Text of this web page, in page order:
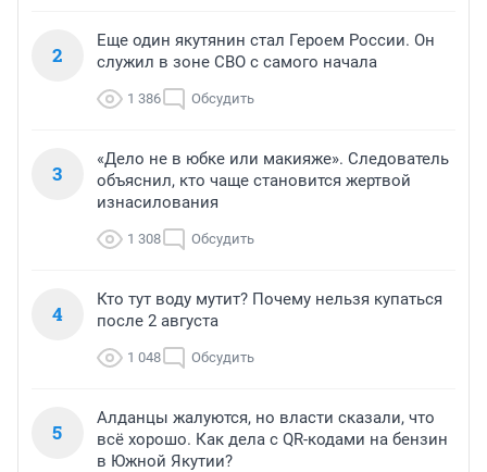
2
Еще один якутянин стал Героем России. Он
служил в зоне СВО с самого начала
1 386 Обсудить
3
«Дело не в юбке или макияже». Следователь
объяснил, кто чаще становится жертвой
изнасилования
1 308 Обсудить
4
Кто тут воду мутит? Почему нельзя купаться
после 2 августа
1 048 Обсудить
5
Алданцы жалуются, но власти сказали, что
всё хорошо. Как дела с QR-кодами на бензин
в Южной Якутии?